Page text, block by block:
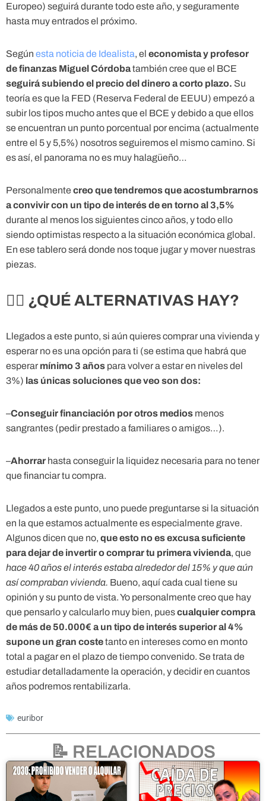
Europeo) seguirá durante todo este año, y seguramente
hasta muy entrados el próximo.
Según esta noticia de Idealista, el economista y profesor
de finanzas Miguel Córdobatambién cree que el BCE
seguirá subiendo el precio del dinero a corto plazo. Su
teoría es que la FED (Reserva Federal de EEUU) empezó a
subir los tipos mucho antes que el BCE y debido a que ellos
se encuentran un punto porcentual por encima (actualmente
entre el 5 y 5,5%) nosotros seguiremos el mismo camino. Si
es así, el panorama no es muy halagüeño…
Personalmente creo que tendremos que acostumbrarnos
a convivir con un tipo de interés de en torno al 3,5%
durante al menos los siguientes cinco años, y todo ello
siendo optimistas respecto a la situación económica global.
En ese tablero será donde nos toque jugar y mover nuestras
piezas.
🤷‍♂️ ¿QUÉ ALTERNATIVAS HAY?
Llegados a este punto, si aún quieres comprar una vivienda y
esperar no es una opción para ti (se estima que habrá que
esperar mínimo 3 años para volver a estar en niveles del
3%) las únicas soluciones que veo son dos:
–Conseguir financiación por otros medios menos
sangrantes (pedir prestado a familiares o amigos…).
–Ahorrar hasta conseguir la liquidez necesaria para no tener
que financiar tu compra.
Llegados a este punto, uno puede preguntarse si la situación
en la que estamos actualmente es especialmente grave.
Algunos dicen que no, que esto no es excusa suficiente
para dejar de invertir o comprar tu primera vivienda, que
hace 40 años el interés estaba alrededor del 15% y que aún
así compraban vivienda. Bueno, aquí cada cual tiene su
opinión y su punto de vista. Yo personalmente creo que hay
que pensarlo y calcularlo muy bien, puescualquier compra
de más de 50.000€ a un tipo de interés superior al 4%
supone un gran costetanto en intereses como en monto
total a pagar en el plazo de tiempo convenido. Se trata de
estudiar detalladamente la operación, y decidir en cuantos
años podremos rentabilizarla.
euribor
📝 RELACIONADOS